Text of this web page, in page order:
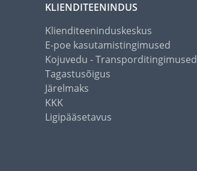
KLIENDITEENINDUS
Klienditeeninduskeskus
E-poe kasutamistingimused
Kojuvedu - Transporditingimused
Tagastusõigus
Järelmaks
KKK
Ligipääsetavus